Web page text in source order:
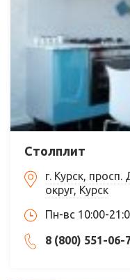
Столплит
г. Курск,
округ, Курск
Пн-вс 10:00-
8 (800) 551-06-